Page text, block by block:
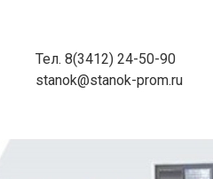
Тел. 8(3412) 24-50-90
stanok@stanok-prom.ru